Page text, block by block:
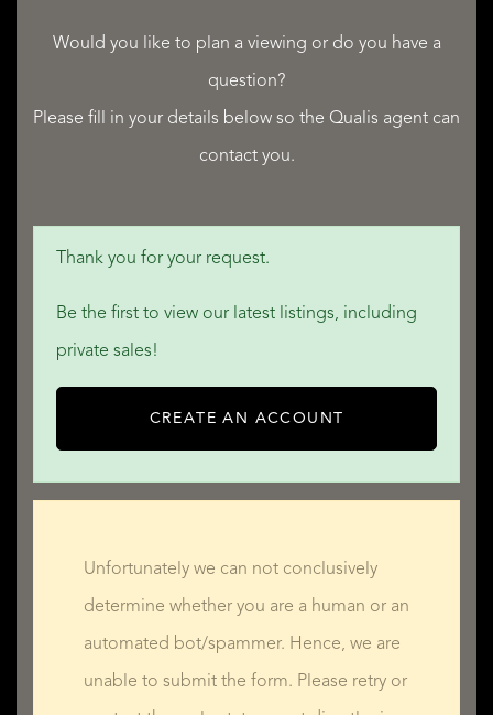
READ LESS
Would you like to plan a viewing or do you have a
question?
Please fill in your details below so the Qualis agent can
contact you.
Thank you for your request.
Be the first to view our latest listings, including
private sales!
CREATE AN ACCOUNT
Unfortunately we can not conclusively
determine whether you are a human or an
automated bot/spammer. Hence, we are
unable to submit the form. Please retry or